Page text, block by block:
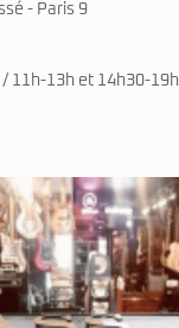
- Paris 9
11h-13h et 14h30-19h